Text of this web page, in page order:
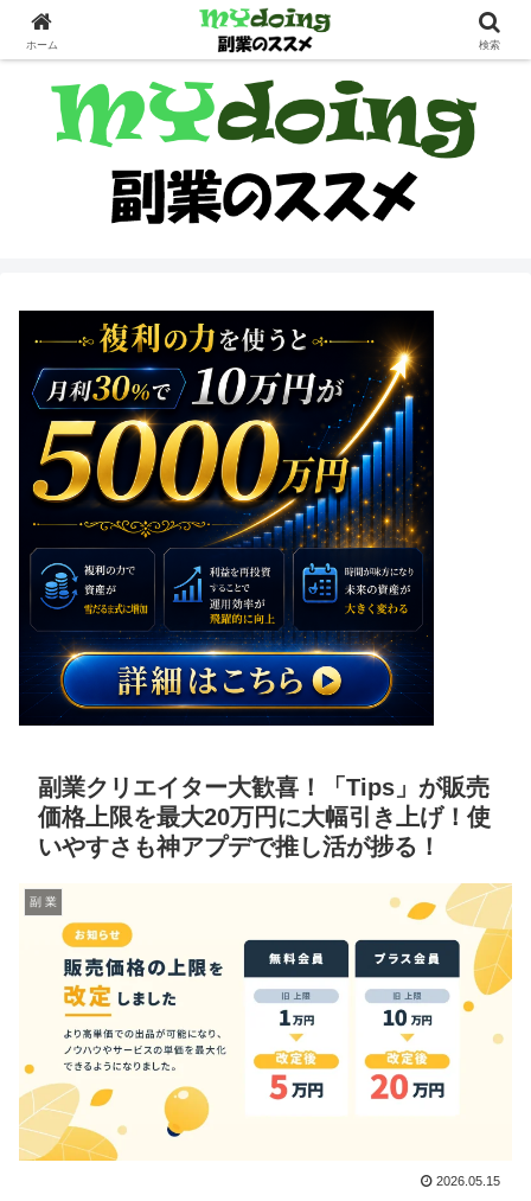
副業界隈
副業クリエイター大歓喜！「Tips」が販売
価格上限を最大20万円に大幅引き上げ！使
いやすさも神アプデで推し活が捗る！
副 業
2026.05.15
ホーム 検索